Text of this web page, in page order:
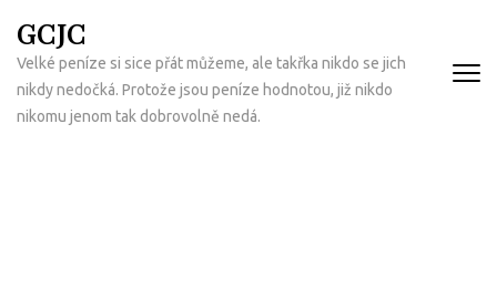
na
obsah
(Enter)
GCJC
Velké peníze si sice přát můžeme, ale takřka nikdo se jich
nikdy nedočká. Protože jsou peníze hodnotou, již nikdo
nikomu jenom tak dobrovolně nedá.